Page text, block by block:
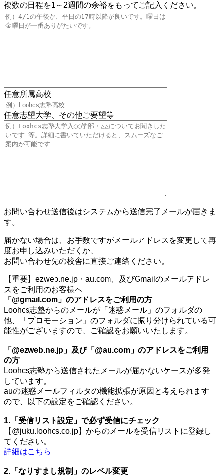
複数の日程を1～2週間の余裕をもってご記入ください。
任意所属高校
任意志望大学、その他ご要望等
お問い合わせ送信後はシステムから送信完了メールが届きま
す。
届かない場合は、お手数ですがメールアドレスを変更して再
度お申し込みいただくか、
お問い合わせ先の校舎に直接ご連絡ください。
【重要】ezweb.ne.jp・au.com、及びGmailのメールアドレ
スをご利用のお客様へ
「@gmail.com」のアドレスをご利用の方
Loohcs志塾からのメールが「迷惑メール」のフォルダの
他、「プロモーション」のフォルダに振り分けられている可
能性がございますので、ご確認をお願いいたします。
「@ezweb.ne.jp」及び「@au.com」のアドレスをご利用
の方
Loohcs志塾から送信されたメールが届かないケースが多発
しています。
auの迷惑メールフィルタの機能拡張が原因と考えられます
ので、以下の設定をご確認ください。
1.「受信リスト設定」で必ず受信にチェック
【@juku.loohcs.co.jp】からのメールを受信リストに登録し
てください。
詳細はこちら
2.「なりすまし規制」のレベル変更